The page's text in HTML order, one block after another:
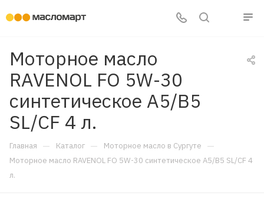
Моторное масло
RAVENOL FO 5W-30
синтетическое A5/B5
SL/CF 4 л.
Главная — Каталог — Моторное масло в Сургуте —
Моторное масло RAVENOL FO 5W-30 синтетическое A5/B5 SL/CF 4
л.